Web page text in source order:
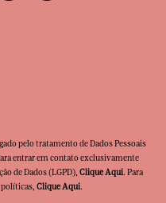
pelo tratamento de Dados Pessoais
entrar em contato exclusivamente
de Dados (LGPD), Clique Aqui. Para
políticas, Clique Aqui.